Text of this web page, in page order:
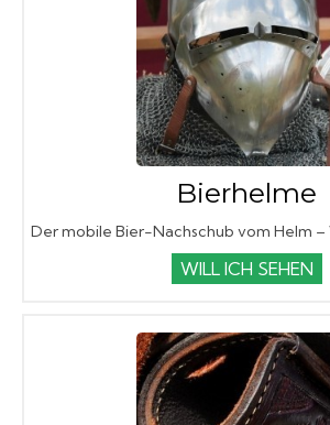
Bierhelme
Der mobile Bier-Nachschub vom Helm
WILL ICH SEHEN